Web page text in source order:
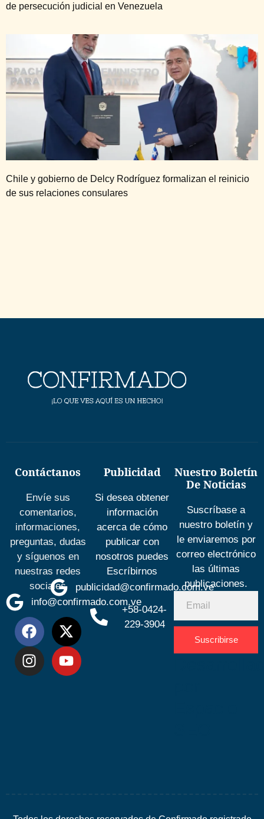
de persecución judicial en Venezuela
Chile y gobierno de Delcy Rodríguez formalizan el reinicio
de sus relaciones consulares
Contáctanos
Envíe sus
comentarios,
informaciones,
preguntas, dudas
y síguenos en
nuestras redes
sociales
info@confirmado.com.ve
Publicidad
Si desea obtener
información
acerca de cómo
publicar con
nosotros puedes
Escríbirnos
publicidad@confirmado.com.ve
+58-0424-
229-3904
Nuestro Boletín
De Noticias
Suscríbase a
nuestro boletín y
le enviaremos por
correo electrónico
las últimas
publicaciones.
Suscribirse